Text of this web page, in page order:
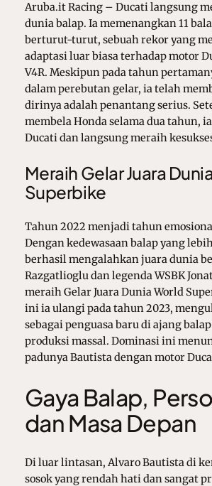
Aruba.it Racing – Ducati langsung
dunia balap. Ia memenangkan 11
berturut-turut, sebuah rekor yang
adaptasi luar biasa terhadap motor
V4R. Meskipun pada tahun
dalam perebutan gelar, ia telah
dirinya adalah penantang serius.
membela Honda selama dua tahun,
Ducati dan langsung meraih
Meraih Gelar Juara
Superbike
Tahun 2022 menjadi tahun
Dengan kedewasaan balap yang
berhasil mengalahkan juara dunia
Razgatlioglu dan legenda WSBK
meraih Gelar Juara Dunia World
ini ia ulangi pada tahun 2023,
sebagai penguasa baru di ajang
produksi massal. Dominasi ini
padunya Bautista dengan motor
Gaya Balap,
dan Masa Depan
Di luar lintasan, Alvaro Bautista di
sosok yang rendah hati dan sangat